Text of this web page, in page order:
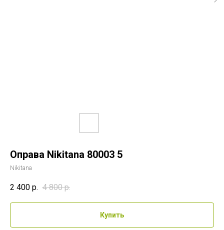
Оправа Nikitana 80003 5
Nikitana
2 400 р. 4 800 р.
Купить